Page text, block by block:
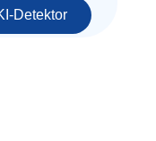
Detektor